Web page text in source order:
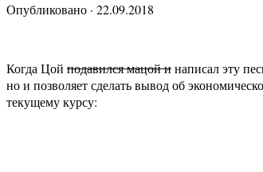
Опубликовано · 22.09.2018
Когда Цой подавился мацой инаписал эту
но и позволяет сделать вывод об
текущему курсу: